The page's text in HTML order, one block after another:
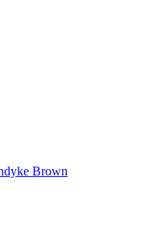
Brown